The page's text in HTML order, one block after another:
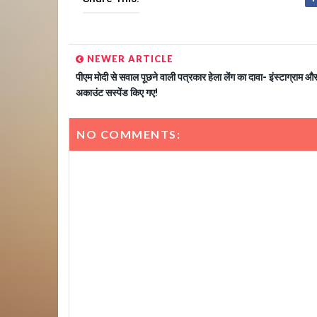
NEWER ARTICLE
पीएम मोदी से सवाल पूछने वाली पत्रकार हेला लेंग का दावा- इंस्टाग्राम
अकाउंट सस्पेंड किए गए!
NO COMMENTS: